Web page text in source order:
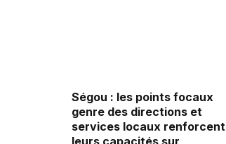
Ségou : les points focaux
genre des directions et
services locaux renforcent